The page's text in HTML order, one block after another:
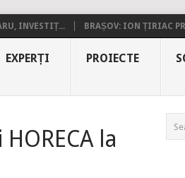
INVESTIȚ... BRAȘOV: ION ȚIRIAC
EXPERȚI PROIECTE
la